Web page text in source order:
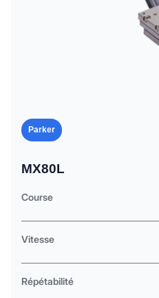
Parker
MX80L
Course
Vitesse
Répétabilité